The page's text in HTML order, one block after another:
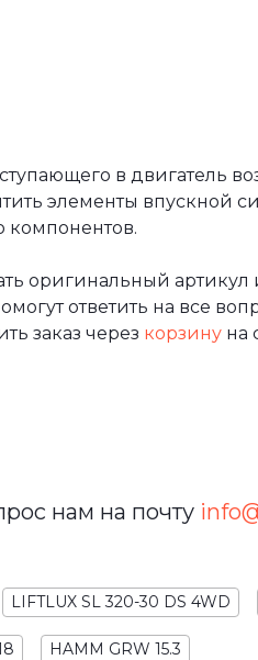
в двигатель
элементы впускной
компонентов.
оригинальный артикул
ответить на все
заказ через корзину на
нам на почту
LIFTLUX SL 320-30 DS 4WD
HAMM GRW 15.3